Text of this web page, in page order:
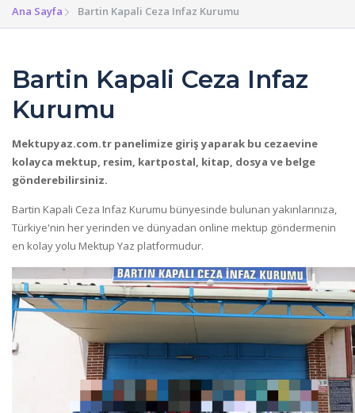
Ana Sayfa Bartin Kapali Ceza Infaz Kurumu
Bartin Kapali Ceza Infaz
Kurumu
Mektupyaz.com.tr panelimize giriş yaparak bu cezaevine
kolayca mektup, resim, kartpostal, kitap, dosya ve belge
gönderebilirsiniz.
Bartin Kapali Ceza Infaz Kurumu bünyesinde bulunan yakınlarınıza,
Türkiye'nin her yerinden ve dünyadan online mektup göndermenin
en kolay yolu Mektup Yaz platformudur.